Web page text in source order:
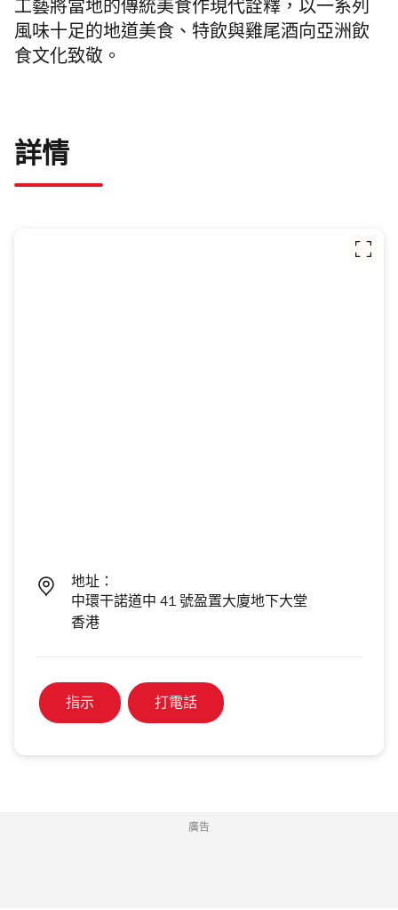
工藝將當地的傳統美食作現代詮釋， 以一系列
風味十足的地道美食、特飲與雞尾酒向亞洲飲
食文化致敬。
詳情
地址：
中環干諾道中 41 號盈置大廈地下大堂
香港
指示 打電話
廣告